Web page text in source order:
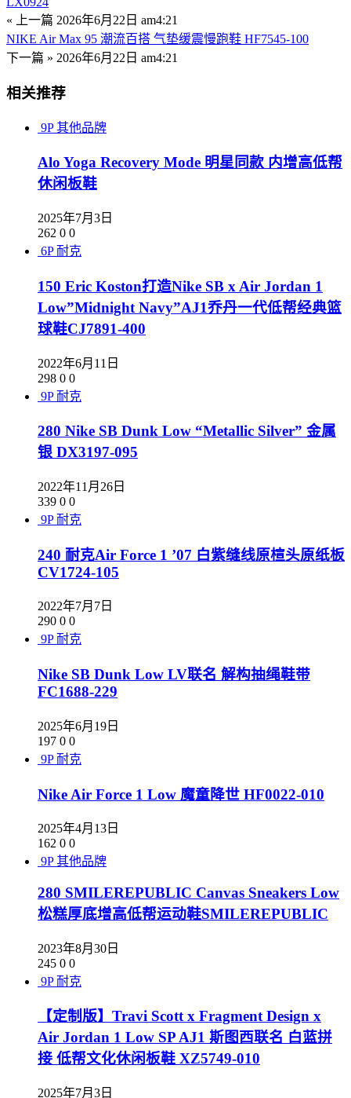
« 上一篇 2026年6月22日 am4:21
NIKE Air Max 95 潮流百搭 气垫缓震慢跑鞋 HF7545-100
下一篇 » 2026年6月22日 am4:21
相关推荐
9P 其他品牌
Alo Yoga Recovery Mode 明星同款 内增高低帮
休闲板鞋
2025年7月3日
262 0 0
6P 耐克
150 Eric Koston打造Nike SB x Air Jordan 1
Low”Midnight Navy”AJ1乔丹一代低帮经典篮
球鞋CJ7891-400
2022年6月11日
298 0 0
9P 耐克
280 Nike SB Dunk Low “Metallic Silver” 金属
银 DX3197-095
2022年11月26日
339 0 0
9P 耐克
240 耐克Air Force 1 ’07 白紫缝线原楦头原纸板
CV1724-105
2022年7月7日
290 0 0
9P 耐克
Nike SB Dunk Low LV联名 解构抽绳鞋带
FC1688-229
2025年6月19日
197 0 0
9P 耐克
Nike Air Force 1 Low 魔童降世 HF0022-010
2025年4月13日
162 0 0
9P 其他品牌
280 SMILEREPUBLIC Canvas Sneakers Low
松糕厚底增高低帮运动鞋SMILEREPUBLIC
2023年8月30日
245 0 0
9P 耐克
【定制版】Travi Scott x Fragment Design x
Air Jordan 1 Low SP AJ1 斯图西联名 白蓝拼
接 低帮文化休闲板鞋 XZ5749-010
2025年7月3日